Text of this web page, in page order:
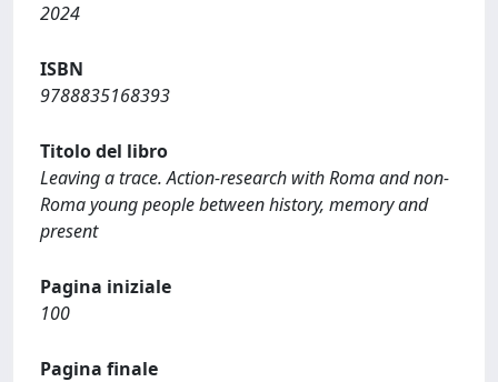
2024
ISBN
9788835168393
Titolo del libro
Leaving a trace. Action-research with Roma and non-
Roma young people between history, memory and
present
Pagina iniziale
100
Pagina finale